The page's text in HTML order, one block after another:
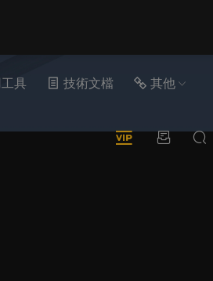
具 技術文檔 其他